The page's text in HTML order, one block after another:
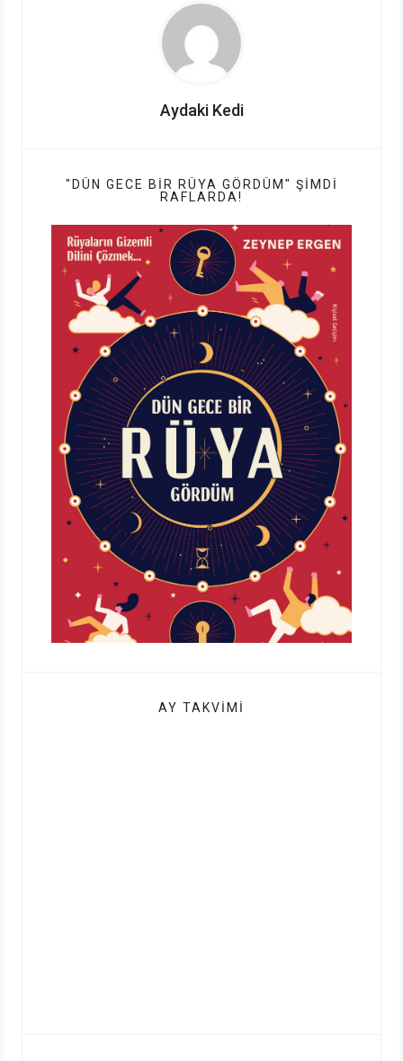
Aydaki Kedi
"DÜN GECE BIR RÜYA GÖRDÜM" ŞIMDI
RAFLARDA!
AY TAKVIMI